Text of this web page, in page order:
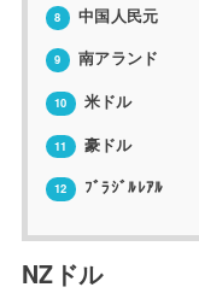
8 中国人民元
9 南アランド
10 米ドル
11 豪ドル
12 ﾌﾞﾗｼﾞﾙﾚｱﾙ
NZドル